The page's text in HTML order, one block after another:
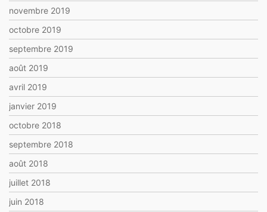
novembre 2019
octobre 2019
septembre 2019
août 2019
avril 2019
janvier 2019
octobre 2018
septembre 2018
août 2018
juillet 2018
juin 2018